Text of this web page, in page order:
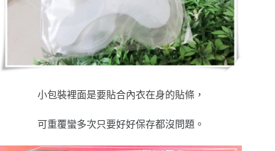
小包裝裡面是要貼合內衣在身的貼條，
可重覆蠻多次只要好好保存都沒問題。